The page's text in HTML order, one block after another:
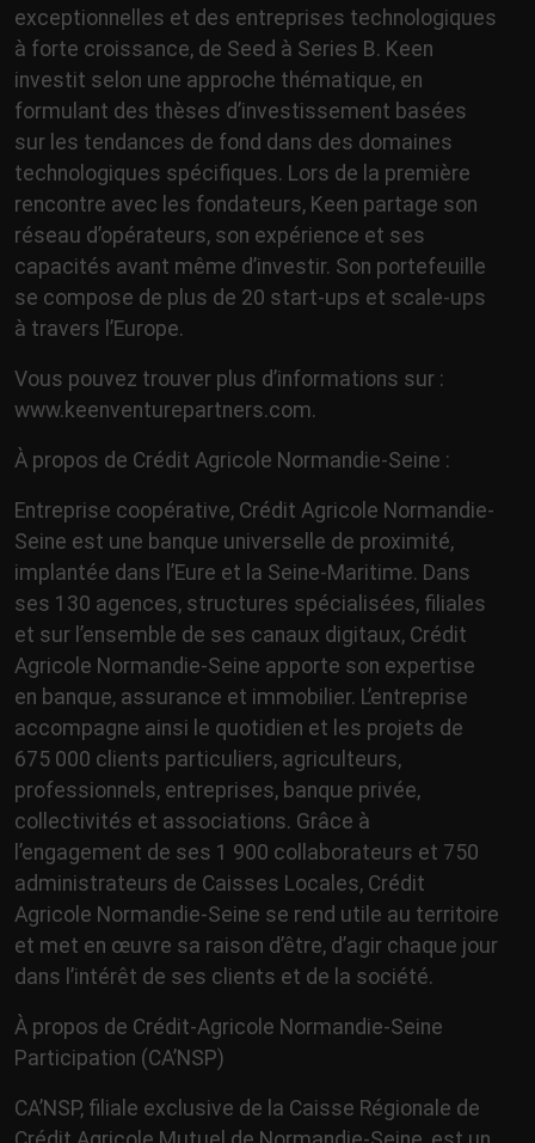
exceptionnelles et des entreprises technologiques
à forte croissance, de Seed à Series B. Keen
investit selon une approche thématique, en
formulant des thèses d’investissement basées
sur les tendances de fond dans des domaines
technologiques spécifiques. Lors de la première
rencontre avec les fondateurs, Keen partage son
réseau d’opérateurs, son expérience et ses
capacités avant même d’investir. Son portefeuille
se compose de plus de 20 start-ups et scale-ups
à travers l’Europe.
Vous pouvez trouver plus d’informations sur :
www.keenventurepartners.com.
À propos de Crédit Agricole Normandie-Seine :
Entreprise coopérative, Crédit Agricole Normandie-
Seine est une banque universelle de proximité,
implantée dans l’Eure et la Seine-Maritime. Dans
ses 130 agences, structures spécialisées, filiales
et sur l’ensemble de ses canaux digitaux, Crédit
Agricole Normandie-Seine apporte son expertise
en banque, assurance et immobilier. L’entreprise
accompagne ainsi le quotidien et les projets de
675 000 clients particuliers, agriculteurs,
professionnels, entreprises, banque privée,
collectivités et associations. Grâce à
l’engagement de ses 1 900 collaborateurs et 750
administrateurs de Caisses Locales, Crédit
Agricole Normandie-Seine se rend utile au territoire
et met en œuvre sa raison d’être, d’agir chaque jour
dans l’intérêt de ses clients et de la société.
À propos de Crédit-Agricole Normandie-Seine
Participation (CA’NSP)
CA’NSP, filiale exclusive de la Caisse Régionale de